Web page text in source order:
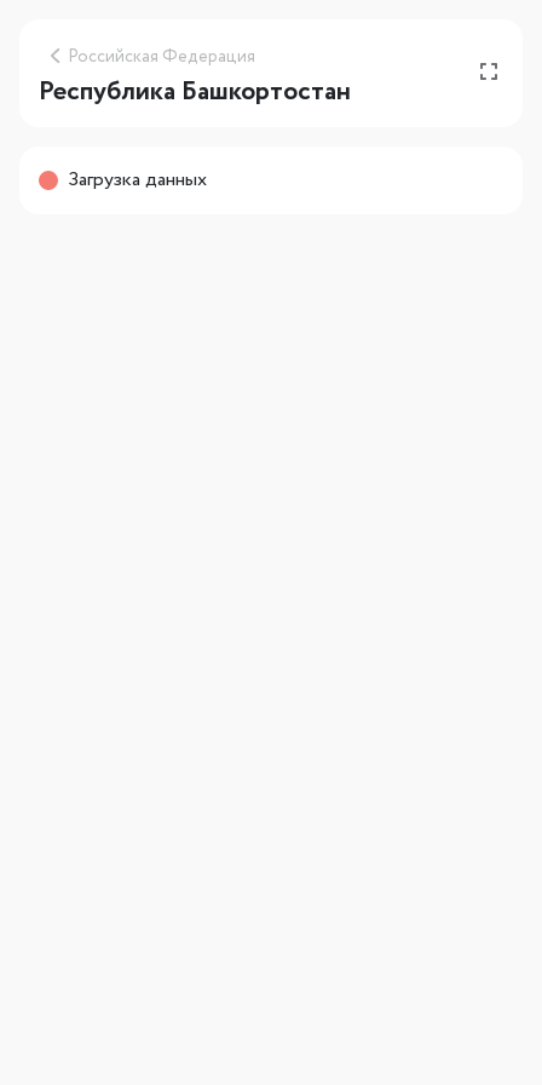
Российская Федерация
Республика Башкортостан
Загрузка данных